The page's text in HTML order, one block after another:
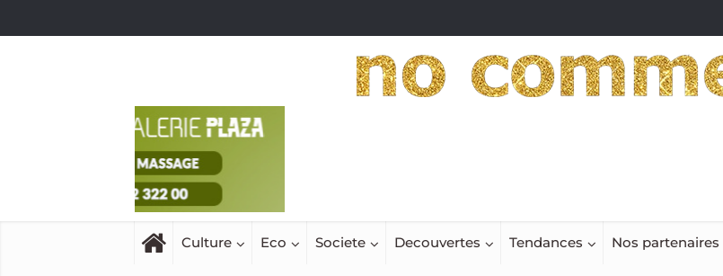
Culture Eco Societe Decouvertes Tendances Nos partenaires